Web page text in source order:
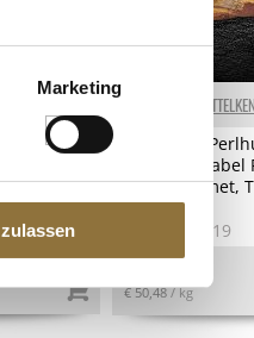
Marketing
Marie Hot
Supreme
Otto Gourmet,
Art.Nr.:56819
€ 50,48/ kg